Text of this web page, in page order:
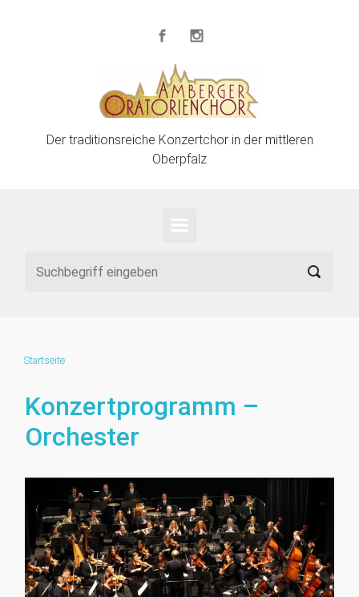
Der traditionsreiche Konzertchor in der mittleren
Oberpfalz
Startseite
Konzertprogramm –
Orchester